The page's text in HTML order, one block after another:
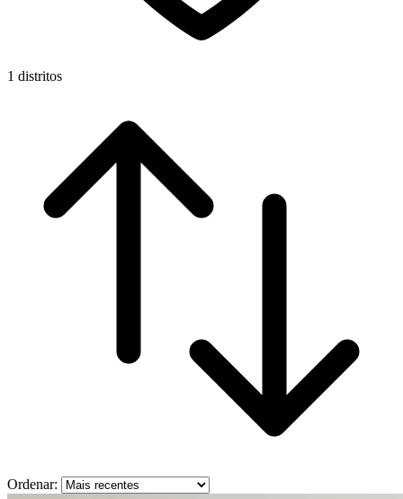
1 distritos
Ordenar: